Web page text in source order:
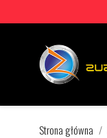
Strona główna